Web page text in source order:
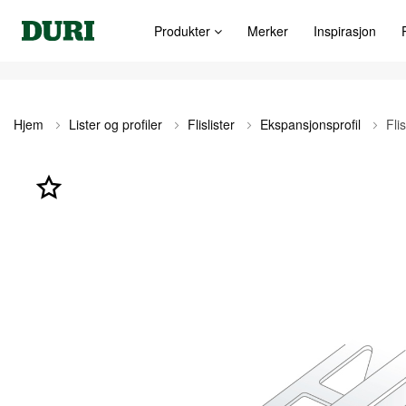
Produkter Merker Inspirasjon
Hjem Lister og profiler Flislister Ekspansjonsprofil
slutten